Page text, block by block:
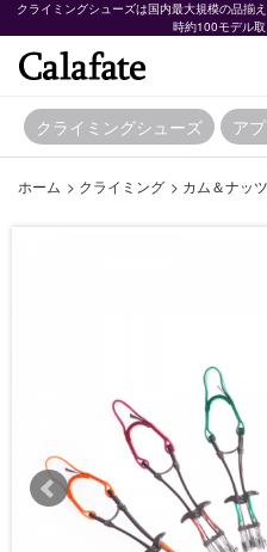
クライミングシューズは国内最大規模の品揃
時約100モデル取
クライミングシューズ ア
ホーム > クライミング > カム＆ナッツ